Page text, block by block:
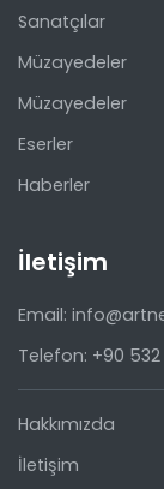
Sanatçılar
Müzayedeler
Müzayedeler
Eserler
Haberler
İletişim
Email:
Telefon: +90 532
Hakkımızda
İletişim